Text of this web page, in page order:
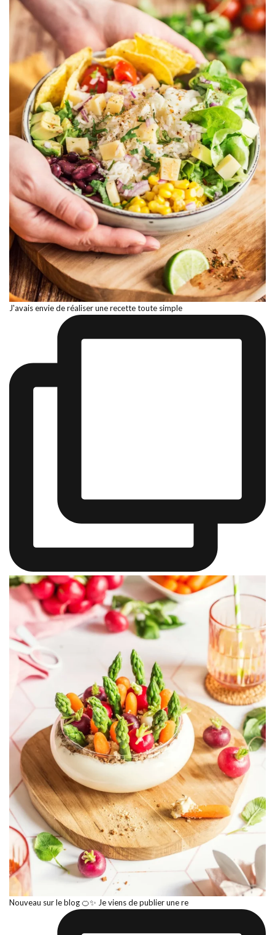
J'avais envie de réaliser une recette toute simple
Nouveau sur le blog 🍊✨ Je viens de publier une re